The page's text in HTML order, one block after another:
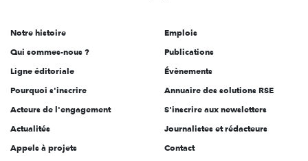
l'engagement
Notre histoire
Qui sommes-nous ?
Ligne éditoriale
Pourquoi s'inscrire
Acteurs de l'engagement
Actualités
Appels à projets
Emplois
Publications
Évènements
Annuaire des solutions RSE
S'inscrire aux newsletters
Journalistes et rédacteurs
Contact